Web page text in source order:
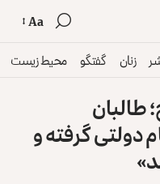
Aa
زنان گفتگو محیط زیست
طالبان
گرفته و